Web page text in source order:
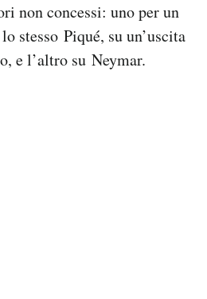
non concessi: uno per un
stesso Piqué, su un’uscita
e l’altro su Neymar.